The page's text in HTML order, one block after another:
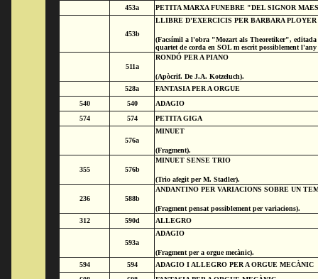
453a
PETITA MARXA FUNEBRE "DEL SIGNOR
453b
LLIBRE D'EXERCICIS PER BARBARA PLOYER
(Facsímil a l'obra "Mozart als Theoretiker",
quartet de corda en SOL m escrit possiblement l'any
511a
RONDÓ PER A PIANO
(Apòcrif. De J.A. Kotzeluch).
528a
FANTASIA PER A ORGUE
540
540
ADAGIO
574
574 PETITA GIGA
576a
MINUET
(Fragment).
355 576b
MINUET SENSE TRIO
(Trio afegit per M. Stadler).
236 588b
ANDANTINO PER VARIACIONS SOBRE UN
(Fragment pensat possiblement per variacions).
312
590d ALLEGRO
593a
ADAGIO
(Fragment per a orgue mecànic).
594
594
ADAGIO I ALLEGRO PER A ORGUE MECÀNIC